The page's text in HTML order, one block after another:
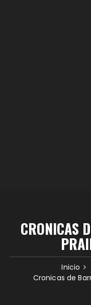
CRONICAS
Inicio
Cronicas de